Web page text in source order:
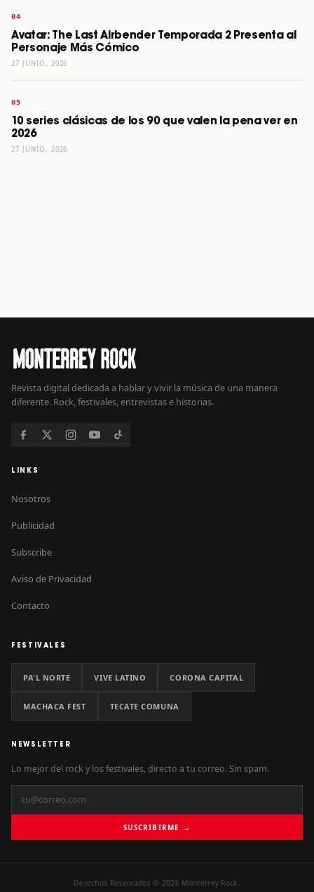
Avatar: The Last Airbender Temporada 2 Presenta al
Personaje Más Cómico
27 JUNIO, 2026
10 series clásicas de los 90 que valen la pena ver en
2026
27 JUNIO, 2026
Revista digital dedicada a hablar y vivir la música de una manera
diferente. Rock, festivales, entrevistas e historias.
LINKS
Nosotros
Publicidad
Subscribe
Aviso de Privacidad
Contacto
FESTIVALES
PA'L NORTE VIVE LATINO CORONA CAPITAL
MACHACA FEST TECATE COMUNA
NEWSLETTER
Lo mejor del rock y los festivales, directo a tu correo. Sin spam.
SUSCRIBIRME →
Derechos Reservados © 2026 Monterrey Rock.